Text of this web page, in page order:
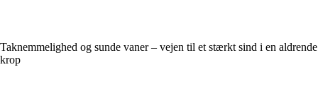
Taknemmelighed og sunde vaner – vejen til et stærkt sind i en aldrende
krop